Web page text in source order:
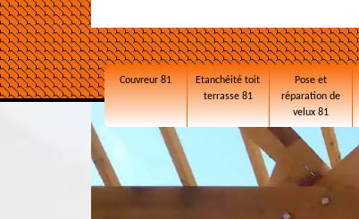
Couvreur 81
Etanchéité toit
terrasse 81
Pose et
réparation de
velux 81